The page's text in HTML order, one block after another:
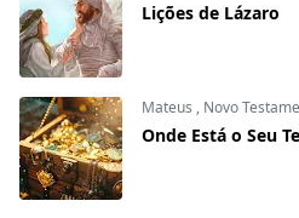
Lições de Lázaro
Mateus , Novo
Onde Está o Seu